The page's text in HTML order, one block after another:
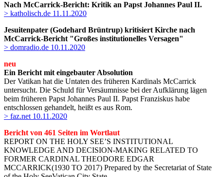
Nach McCarrick-Bericht: Kritik an Papst Johannes Paul II.
> katholisch.de 11.11.2020
Jesuitenpater (Godehard Brüntrup) kritisiert Kirche nach
McCarrick-Bericht "Großes institutionelles Versagen"
> domradio.de 10.11.2020
neu
Ein Bericht mit eingebauter Absolution
Der Vatikan hat die Untaten des früheren Kardinals McCarrick
untersucht. Die Schuld für Versäumnisse bei der Aufklärung lägen
beim früheren Papst Johannes Paul II. Papst Franziskus habe
entschlossen gehandelt, heißt es aus Rom.
> faz.net 10.11.2020
Bericht von 461 Seiten im Wortlaut
REPORT ON THE HOLY SEE’S INSTITUTIONAL
KNOWLEDGE AND DECISION-MAKING RELATED TO
FORMER CARDINAL THEODORE EDGAR
MCCARRICK(1930 TO 2017) Prepared by the Secretariat of State